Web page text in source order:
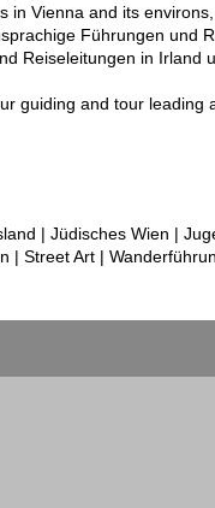
in Vienna and its
Führungen und
Reiseleitungen in Irland
guiding and tour leading
| Jüdisches Wien |
| Street Art |